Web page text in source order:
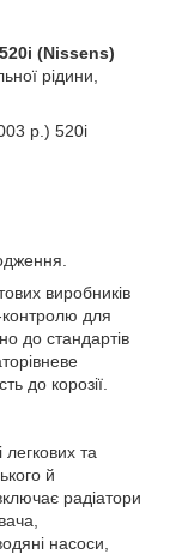
(Nissens)
рідини,
р.) 520i
виробників
контролю для
до стандартів
до корозії.
та
й
радіатори
насоси,